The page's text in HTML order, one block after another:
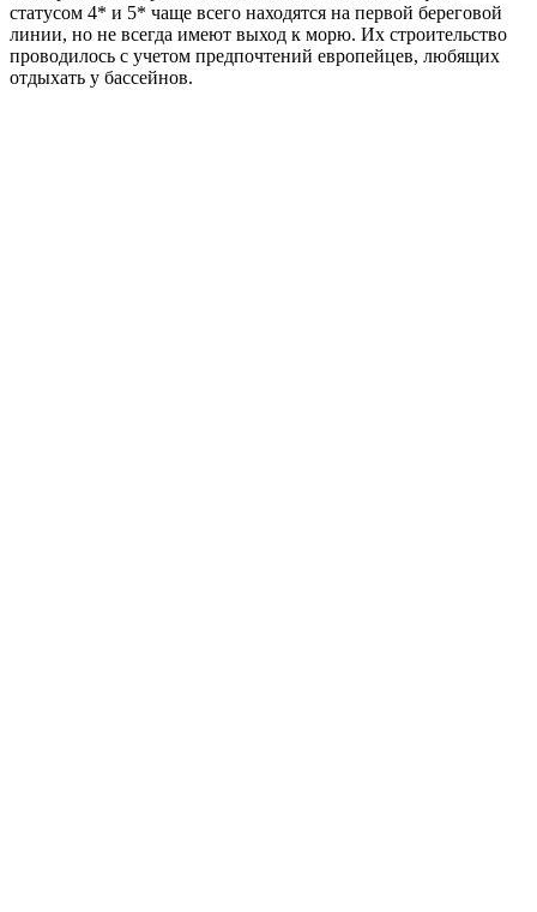
статусом 4* и 5* чаще всего находятся на первой береговой
линии, но не всегда имеют выход к морю. Их строительство
проводилось с учетом предпочтений европейцев, любящих
отдыхать у бассейнов.